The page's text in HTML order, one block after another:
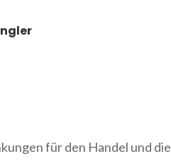
für den Handel und die